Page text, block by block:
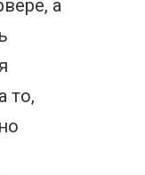
а
то,